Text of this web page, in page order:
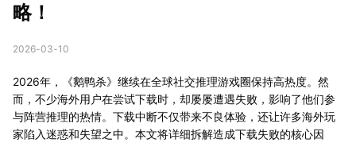
略！
2026-03-10
2026年，《鹅鸭杀》继续在全球社交推理游戏圈保持高热度。然
而，不少海外用户在尝试下载时，却屡屡遭遇失败，影响了他们参
与阵营推理的热情。下载中断不仅带来不良体验，还让许多海外玩
家陷入迷惑和失望之中。本文将详细拆解造成下载失败的核心因